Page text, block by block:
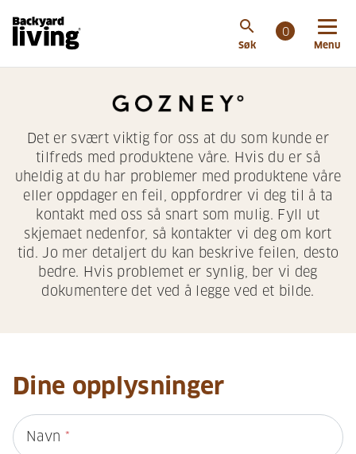
search
Søk
0
Menu
Det er svært viktig for oss at du som kunde er
tilfreds med produktene våre. Hvis du er så
uheldig at du har problemer med produktene våre
eller oppdager en feil, oppfordrer vi deg til å ta
kontakt med oss så snart som mulig. Fyll ut
skjemaet nedenfor, så kontakter vi deg om kort
tid. Jo mer detaljert du kan beskrive feilen, desto
bedre. Hvis problemet er synlig, ber vi deg
dokumentere det ved å legge ved et bilde.
Dine opplysninger
Navn *